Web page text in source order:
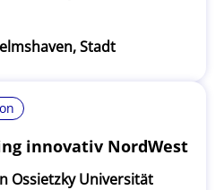
Stadt
innovativ NordWest
Ossietzky Universität